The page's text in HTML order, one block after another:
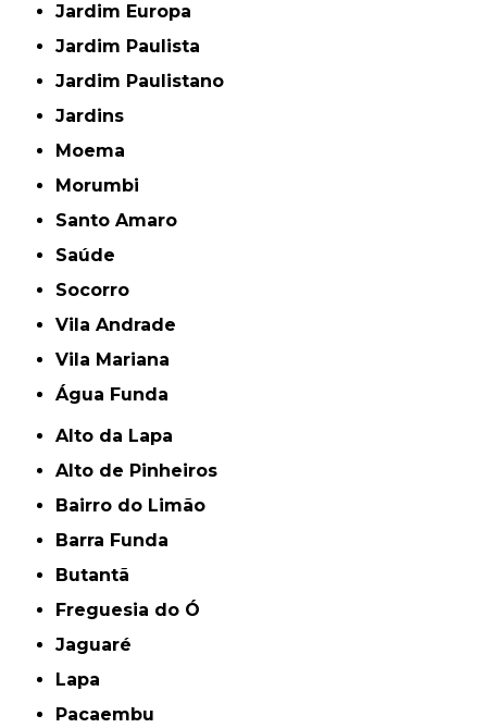
Jardim Europa
Jardim Paulista
Jardim Paulistano
Jardins
Moema
Morumbi
Santo Amaro
Saúde
Socorro
Vila Andrade
Vila Mariana
Água Funda
Alto da Lapa
Alto de Pinheiros
Bairro do Limão
Barra Funda
Butantã
Freguesia do Ó
Jaguaré
Lapa
Pacaembu